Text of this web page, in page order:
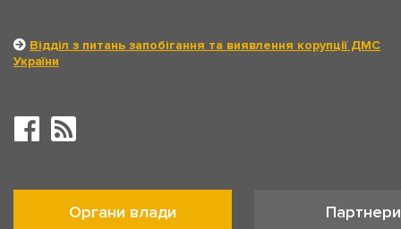
Відділ з питань запобігання та виявлення корупції ДМС
України
Органи влади Партнери